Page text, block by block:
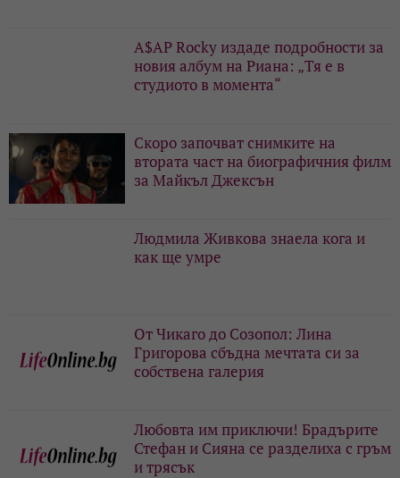
A$AP Rocky издаде подробности за
новия албум на Риана: „Тя е в
студиото в момента“
Скоро започват снимките на
втората част на биографичния филм
за Майкъл Джексън
Людмила Живкова знаела кога и
как ще умре
От Чикаго до Созопол: Лина
Григорова сбъдна мечтата си за
собствена галерия
Любовта им приключи! Брадърите
Стефан и Сияна се разделиха с гръм
и трясък